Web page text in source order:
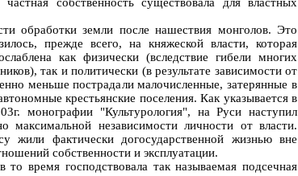
обработки земли после нашествия монголов. Это
прежде всего, на княжеской власти, которая
как физически (вследствие гибели многих
так и политически (в результате зависимости от
меньше пострадали малочисленные, затерянные в
крестьянские поселения. Как указывается в
монографии "Культурология", на Руси наступил
максимальной независимости личности от власти.
жили фактически догосударственной жизнью вне
собственности и эксплуатации.
время господствовала так называемая подсечная